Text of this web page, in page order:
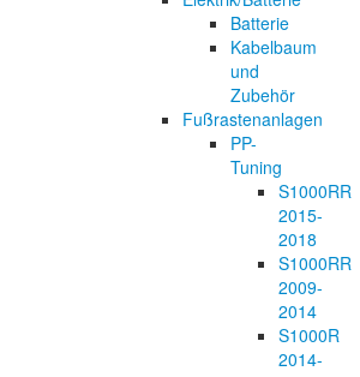
Batterie
Kabelbaum
und
Zubehör
Fußrastenanlagen
PP-
Tuning
S1000RR
2015-
2018
S1000RR
2009-
2014
S1000R
2014-